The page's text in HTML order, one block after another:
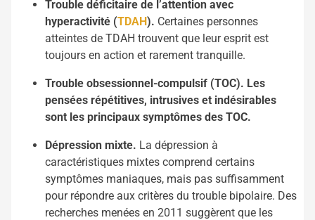
Trouble déficitaire de l’attention avec
hyperactivité (TDAH). Certaines personnes
atteintes de TDAH trouvent que leur esprit est
toujours en action et rarement tranquille.
Trouble obsessionnel-compulsif (TOC). Les
pensées répétitives, intrusives et indésirables
sont les principaux symptômes des TOC.
Dépression mixte. La dépression à
caractéristiques mixtes comprend certains
symptômes maniaques, mais pas suffisamment
pour répondre aux critères du trouble bipolaire. Des
recherches menées en 2011 suggèrent que les